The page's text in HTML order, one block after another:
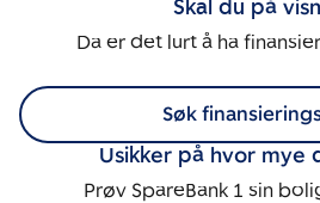
Skal du på
Da er det lurt å ha
Søk
Usikker på hvor mye
Prøv SpareBank 1 sin